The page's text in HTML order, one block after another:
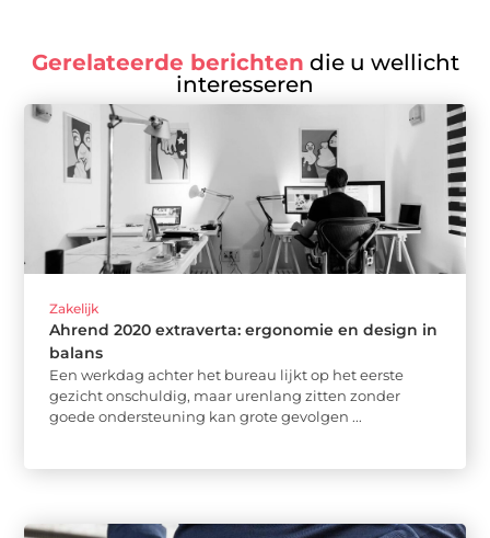
Gerelateerde berichten die u wellicht
interesseren
Zakelijk
Ahrend 2020 extraverta: ergonomie en design in
balans
Een werkdag achter het bureau lijkt op het eerste
gezicht onschuldig, maar urenlang zitten zonder
goede ondersteuning kan grote gevolgen ...